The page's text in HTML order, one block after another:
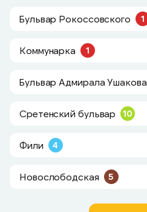
Бульвар Рокоссовского 1
Коммунарка 1
Бульвар Адмирала Ушакова
Сретенский бульвар 10
Фили 4
Новослободская 5